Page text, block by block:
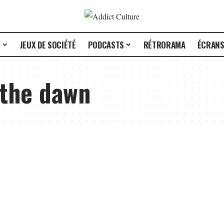
JEUX DE SOCIÉTÉ PODCASTS RÉTRORAMA ÉCRANS
dawn